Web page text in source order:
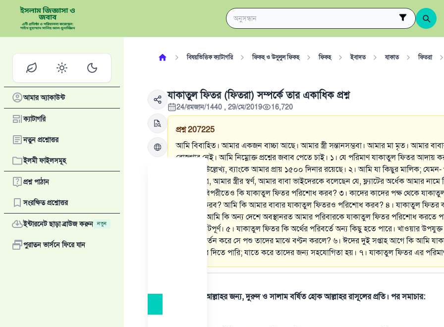
আমার অ্যাকাউন্ট
ক্যাটাগরি
নতুন প্রশ্নোত্তর
ইলমী ফাইলসমূহ
প্রশ্ন পাঠান
সংরক্ষিত প্রশ্নোত্তর
ইন্টারনেট ছাড়া ব্রাউজ করুন নতুন
পুরাতন ভার্সনে ফিরে যান
বিষয়ভিত্তিক ক্যাটাগরি ফিকহ ও উসুলুল ফিকহ ফিকহ ইবাদত যাকাত ফিতরা
যাকাতুল ফিতর (ফিতরা) সম্পর্কে তার একাধিক প্রশ্ন
24/রমজান/1440 , 29/মে/2019 16,720
প্রশ্ন 207225
আমি বিবাহিত। আমার একজন বাচ্চা আছে। আমার স্ত্রী সন্তানসম্ভবা। আমার মা মৃত। আমার
রোজগার নেই। আমি নিম্নোক্ত প্রশ্নের জবাব পেতে চাই। ১। যে পরিমাণ যাকাতুল ফিতর আদায়
ওয়াজিব। উল্লেখ্য, ব্যাংকে আমার প্রায় ১৫০০ দিনার রয়েছে। ২। আমি যা কিছুর মালিক; যেমন-
আসবাবপত্র, আমার স্ত্রীর স্বর্ণ, আমার বাবা ভাইদেরকে বলেছেন যে, ফ্ল্যাটের অর্ধেক আমার নামে
সে সবের বিপরীতেও কি যাকাতুল ফিতর পরিশোধ করব? ৩। কাদের কাদের পক্ষ থেকে
পরিশোধ করব? আমি কি আমার বাবার যাকাতুল ফিতরও পরিশোধ করব? ৪। যাকাতুল ফিতর
ওয়াজিব? আমি কি অন্য দেশে অবস্থানরত আমার পরিবারকে যাকাতুল ফিতর পরিশোধ করতে
অবস্থা সংকটপূর্ণ। ৫। যাকাতুল ফিতর কি অর্থের পরিবর্তে অন্য কিছু হতে পারে। খাওয়ার
দিয়ে পরিবর্তন করে সে পশু তাদের মাঝে বণ্টন করলে? ৬। ঈদের দুই সপ্তাহ আগে কি আমি
আদায় করে দিতে পারি; যাতে করে তাদের জন্য সহযোগিতা হয়। ৭। যাকাতুল ফিতর এর
সমস্ত প্রশংসা আল্লাহর জন্য, দুরুদ ও সালাম বর্ষিত হোক আল্লাহর রাসূলের প্রতি। পর সমাচার: